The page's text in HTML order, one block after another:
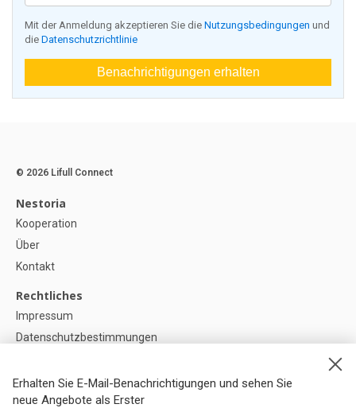
Mit der Anmeldung akzeptieren Sie die Nutzungsbedingungen und
die Datenschutzrichtlinie
Benachrichtigungen erhalten
Erhalten Sie E-Mail-Benachrichtigungen und sehen Sie
neue Angebote als Erster
© 2026 Lifull Connect
Nestoria
Kooperation
Über
Kontakt
Rechtliches
Impressum
Datenschutzbestimmungen
Cookie-Einstellunge